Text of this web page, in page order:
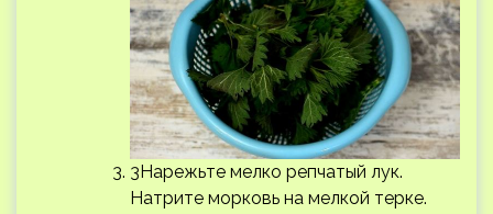
3Нарежьте мелко репчатый лук.
Натрите морковь на мелкой терке.